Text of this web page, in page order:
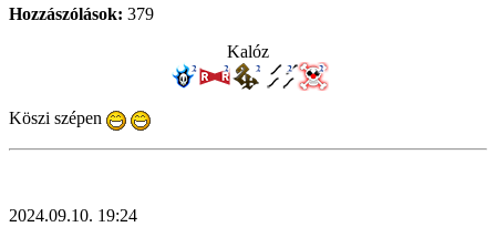
Hozzászólások: 379
Kalóz
Köszi szépen
2024.09.10. 19:24